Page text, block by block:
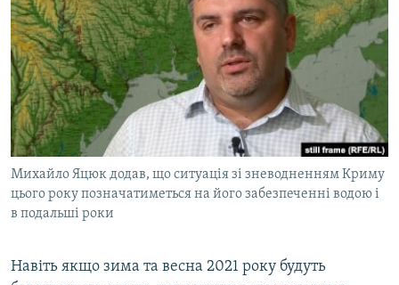
ДЕПОРТАЦІЯ
ВІДЕОУРОКИ «ELIFBE»
СВІДЧЕННЯ ОКУПАЦІЇ
УКРАЇНСЬКА ПРОБЛЕМА КРИМУ
ІНФОГРАФІКА
ЯК ОБІЙТИ БЛОКУВАННЯ
Русский
Qırımtatar
ДОЛУЧАЙСЯ!
Михайло Яцюк додав, що ситуація зі зневодненням Криму
цього року позначатиметься на його забезпеченні водою і
в подальші роки
Навіть якщо зима та весна 2021 року будуть